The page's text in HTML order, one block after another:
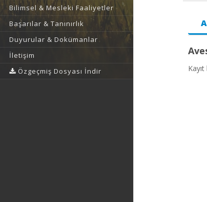
Bilimsel & Mesleki Faaliyetler
Başarılar & Tanınırlık
Duyurular & Dokümanlar
İletişim
Özgeçmiş Dosyası İndir